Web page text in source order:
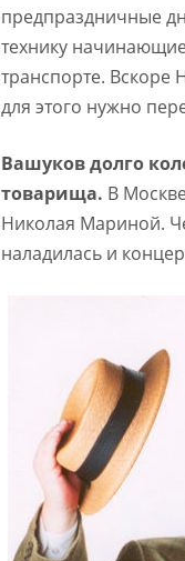
предпраздничные
технику
транспорте.
для этого нужно
Вашуков долго
товарища. В
Николая Мариной.
наладилась и